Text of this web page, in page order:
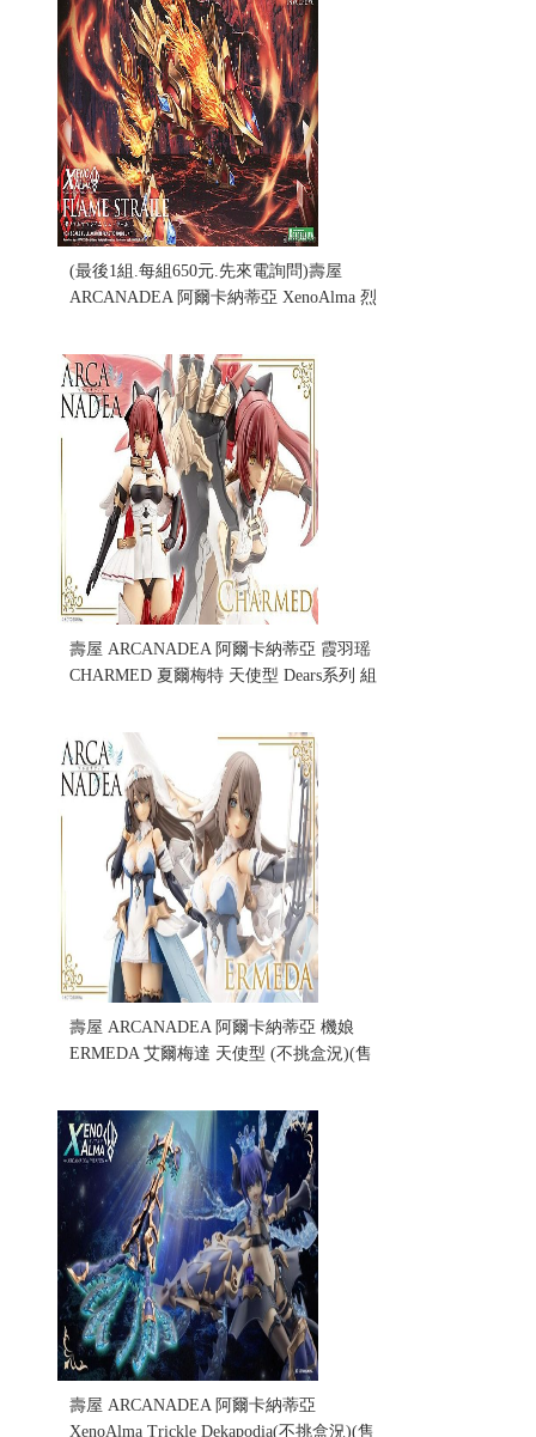
(最後1組.每組650元.先來電詢問)壽屋
ARCANADEA 阿爾卡納蒂亞 XenoAlma 烈
售價:0
壽屋 ARCANADEA 阿爾卡納蒂亞 霞羽瑶
CHARMED 夏爾梅特 天使型 Dears系列 組
壽屋 ARCANADEA 阿爾卡納蒂亞 機娘
ERMEDA 艾爾梅達 天使型 (不挑盒況)(售
售價:0
壽屋 ARCANADEA 阿爾卡納蒂亞
XenoAlma Trickle Dekapodia(不挑盒況)(售